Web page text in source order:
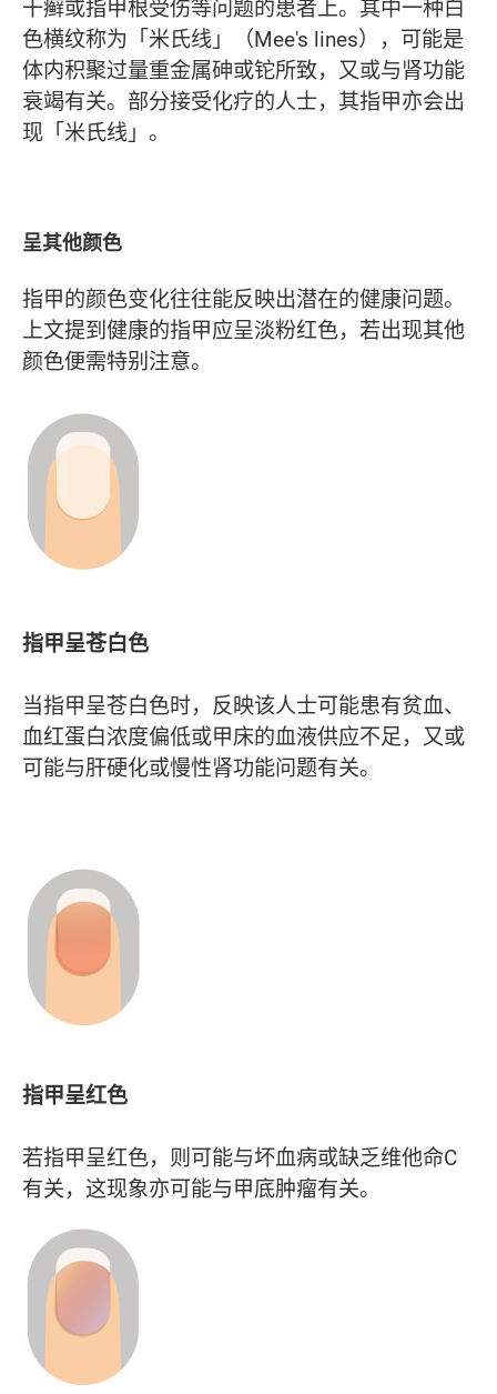
干癣或指甲根受伤等问题的患者上。其中一种白
色横纹称为「米氏线」（Mee's lines），可能是
体内积聚过量重金属砷或铊所致，又或与肾功能
衰竭有关。部分接受化疗的人士，其指甲亦会出
现「米氏线」。
呈其他颜色
指甲的颜色变化往往能反映出潜在的健康问题。
上文提到健康的指甲应呈淡粉红色，若出现其他
颜色便需特别注意。
指甲呈苍白色
当指甲呈苍白色时，反映该人士可能患有贫血、
血红蛋白浓度偏低或甲床的血液供应不足，又或
可能与肝硬化或慢性肾功能问题有关。
指甲呈红色
若指甲呈红色，则可能与坏血病或缺乏维他命C
有关，这现象亦可能与甲底肿瘤有关。